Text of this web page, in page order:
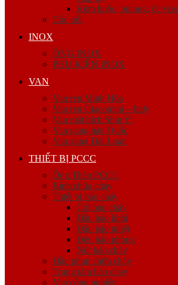
Kẽm buộc, bulong, ốc viss
Cóc nối
INOX
ỐNG INOX
PHỤ KIỆN INOX
VAN
Van ren Minh Hòa
Van ren Giacomini – Italy
Van mặt bích Shin Yi
Van gang hàn Quốc
Van gang Đài Loan
THIẾT BỊ PCCC
Ống Thép PCCC
Bình chữa cháy
Thiết bị báo cháy
Còi báo cháy
Đầu báo khói
Đầu báo nhiệt
Đèn báo phòng
Nút báo cháy
Đầu phun chữa cháy
Trung tâm báo cháy
Van công nghiệp